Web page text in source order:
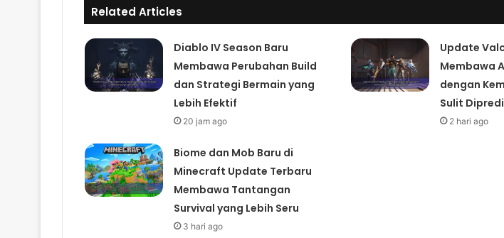
Related Articles
Diablo IV Season Baru
Membawa Perubahan Build
dan Strategi Bermain yang
Lebih Efektif
20 jam ago
Update
Membawa
dengan
Sulit
2 hari ago
Biome dan Mob Baru di
Minecraft Update Terbaru
Membawa Tantangan
Survival yang Lebih Seru
3 hari ago